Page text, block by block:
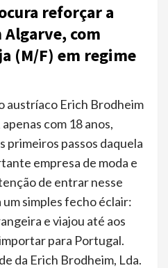
reforçar a
com
(M/F) em regime
austríaco Erich Brodheim
com 18 anos,
primeiros passos daquela
empresa de moda e
de entrar nesse
simples fecho éclair:
e viajou até aos
para Portugal.
da Erich Brodheim, Lda.